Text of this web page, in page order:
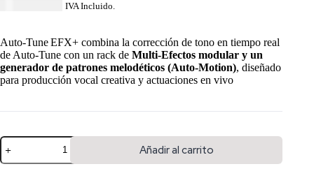
IVA Incluido.
Auto‑Tune EFX+ combina la corrección de tono en tiempo real
de Auto‑Tune con un rack de Multi‑Efectos modular y un
generador de patrones melodéticos (Auto‑Motion), diseñado
para producción vocal creativa y actuaciones en vivo
Añadir al carrito